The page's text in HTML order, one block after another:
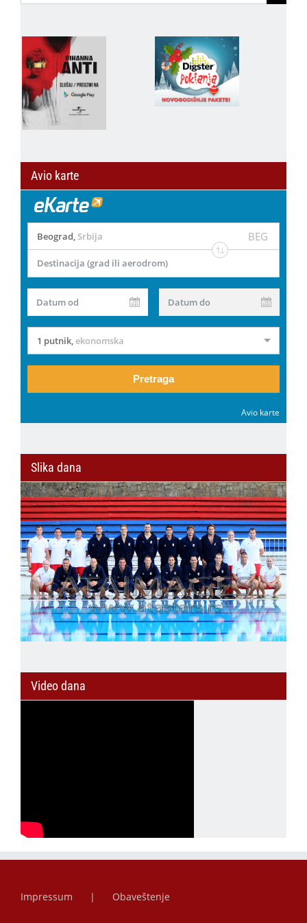
for:
Avio karte
Beograd, Srbija BEG
Destinacija (grad ili aerodrom)
Datum od Datum do
1 putnik,ekonomska
Pretraga
Avio karte
Slika dana
Video dana
Impressum Obaveštenje